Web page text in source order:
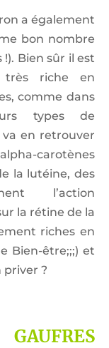
a également
bon nombre
Bien sûr il est
riche en
comme dans
types de
en retrouver
carotènes
la lutéine, des
l’action
la rétine de la
riches en
Bien-être;;;) et
priver ?